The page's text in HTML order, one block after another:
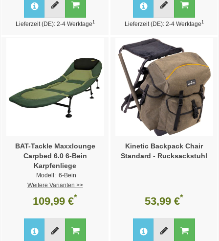
Lieferzeit (DE): 2-4 Werktage1 Lieferzeit (DE): 2-4 Werktage1
BAT-Tackle Maxxlounge
Carpbed 6.0 6-Bein
Karpfenliege
Modell: 6-Bein
Weitere Varianten >>
109,99 €*
Kinetic Backpack Chair
Standard - Rucksackstuhl
53,99 €*